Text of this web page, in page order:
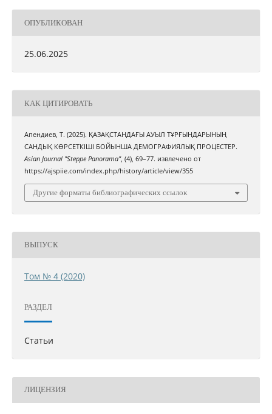
ОПУБЛИКОВАН
25.06.2025
КАК ЦИТИРОВАТЬ
Апендиев, Т. (2025). ҚАЗАҚСТАНДАҒЫ АУЫЛ ТҰРҒЫНДАРЫНЫҢ
САНДЫҚ КӨРСЕТКІШІ БОЙЫНША ДЕМОГРАФИЯЛЫҚ ПРОЦЕСТЕР.
Asian Journal "Steppe Panorama", (4), 69–77. извлечено от
https://ajspiie.com/index.php/history/article/view/355
Другие форматы библиографических ссылок
ВЫПУСК
Том № 4 (2020)
РАЗДЕЛ
Статьи
ЛИЦЕНЗИЯ